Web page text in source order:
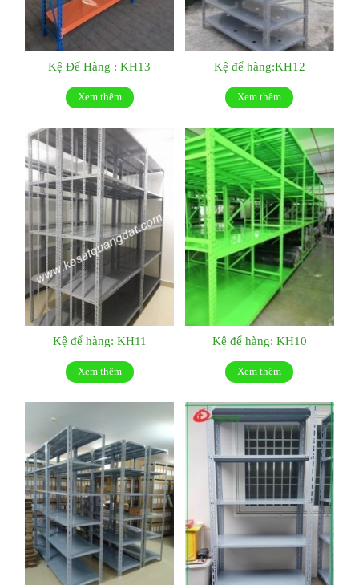
Kệ Để Hàng : KH13
Xem thêm
Kệ để hàng:KH12
Xem thêm
Kệ để hàng: KH11
Xem thêm
Kệ để hàng: KH10
Xem thêm